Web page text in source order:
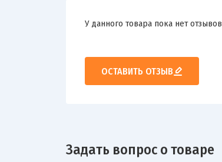
У данного товара пока нет отзывов
ОСТАВИТЬ ОТЗЫВ
Задать вопрос о товаре